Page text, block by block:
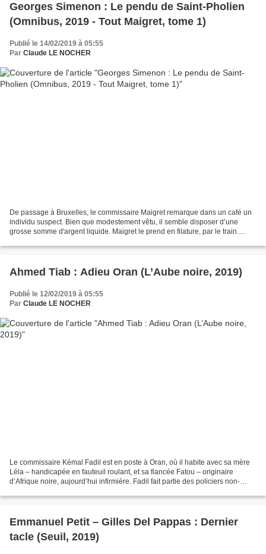
Georges Simenon : Le pendu de Saint-Pholien
(Omnibus, 2019 - Tout Maigret, tome 1)
Publié le 14/02/2019 à 05:55
Par Claude LE NOCHER
De passage à Bruxelles, le commissaire Maigret remarque dans un café un
individu suspect. Bien que modestement vêtu, il semble disposer d’une
grosse somme d'argent liquide. Maigret le prend en filature, par le train.
Ahmed Tiab : Adieu Oran (L’Aube noire, 2019)
Publié le 12/02/2019 à 05:55
Par Claude LE NOCHER
Le commissaire Kémal Fadil est en poste à Oran, où il habite avec sa mère
Léla – handicapée en fauteuil roulant, et sa fiancée Fatou – originaire
d’Afrique noire, aujourd’hui infirmière. Fadil fait partie des policiers non-
Emmanuel Petit – Gilles Del Pappas : Dernier
tacle (Seuil, 2019)